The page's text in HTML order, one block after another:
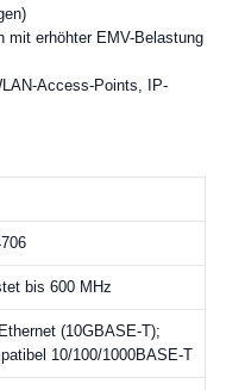
mit erhöhter EMV-Belastung
Access-Points, IP-
bis 600 MHz
(10GBASE-T);
10/100/1000BASE-T